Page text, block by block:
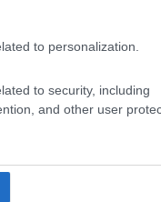
to personalization.
to security, including
and other user